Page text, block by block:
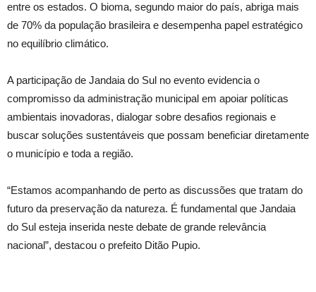
entre os estados. O bioma, segundo maior do país, abriga mais
de 70% da população brasileira e desempenha papel estratégico
no equilíbrio climático.
A participação de Jandaia do Sul no evento evidencia o
compromisso da administração municipal em apoiar políticas
ambientais inovadoras, dialogar sobre desafios regionais e
buscar soluções sustentáveis que possam beneficiar diretamente
o município e toda a região.
“Estamos acompanhando de perto as discussões que tratam do
futuro da preservação da natureza. É fundamental que Jandaia
do Sul esteja inserida neste debate de grande relevância
nacional”, destacou o prefeito Ditão Pupio.